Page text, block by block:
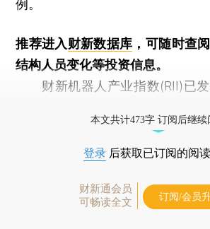
例。
推荐进入财新数据库 ，可随时查
结构人员变化等投资信息。
财新机器人产业指数(RII)已发
本文共计473字 订阅后继续
登录 后获取已订阅的阅
财新通会员
可畅读全文
订阅/会员